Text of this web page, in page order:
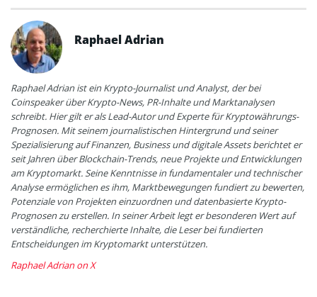
Raphael Adrian
Raphael Adrian ist ein Krypto-Journalist und Analyst, der bei
Coinspeaker über Krypto-News, PR-Inhalte und Marktanalysen
schreibt. Hier gilt er als Lead-Autor und Experte für Kryptowährungs-
Prognosen. Mit seinem journalistischen Hintergrund und seiner
Spezialisierung auf Finanzen, Business und digitale Assets berichtet er
seit Jahren über Blockchain-Trends, neue Projekte und Entwicklungen
am Kryptomarkt. Seine Kenntnisse in fundamentaler und technischer
Analyse ermöglichen es ihm, Marktbewegungen fundiert zu bewerten,
Potenziale von Projekten einzuordnen und datenbasierte Krypto-
Prognosen zu erstellen. In seiner Arbeit legt er besonderen Wert auf
verständliche, recherchierte Inhalte, die Leser bei fundierten
Entscheidungen im Kryptomarkt unterstützen.
Raphael Adrian on X